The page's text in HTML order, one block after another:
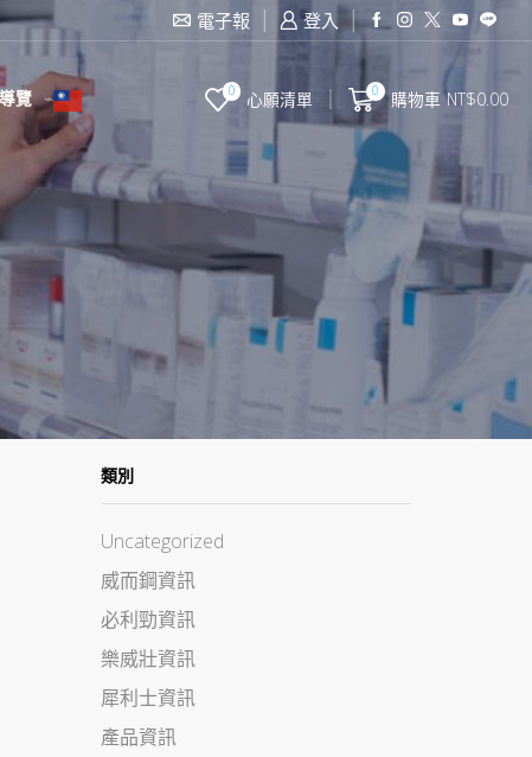
滿2000台幣免運費
電子報 登入
覽 0 心願清單 0 購物車 NT$0.00
類別
Uncategorized
威而鋼資訊
必利勁資訊
樂威壯資訊
犀利士資訊
產品資訊